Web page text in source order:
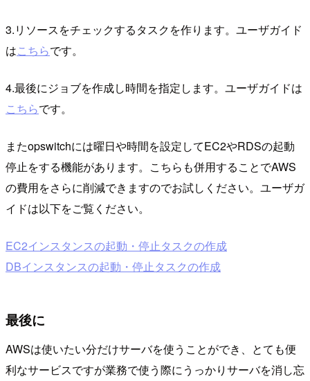
3.リソースをチェックするタスクを作ります。ユーザガイド
はこちらです。
4.最後にジョブを作成し時間を指定します。ユーザガイドは
こちらです。
またopswitchには曜日や時間を設定してEC2やRDSの起動
停止をする機能があります。こちらも併用することでAWS
の費用をさらに削減できますのでお試しください。ユーザガ
イドは以下をご覧ください。
EC2インスタンスの起動・停止タスクの作成
DBインスタンスの起動・停止タスクの作成
最後に
AWSは使いたい分だけサーバを使うことができ、とても便
利なサービスですが業務で使う際にうっかりサーバを消し忘